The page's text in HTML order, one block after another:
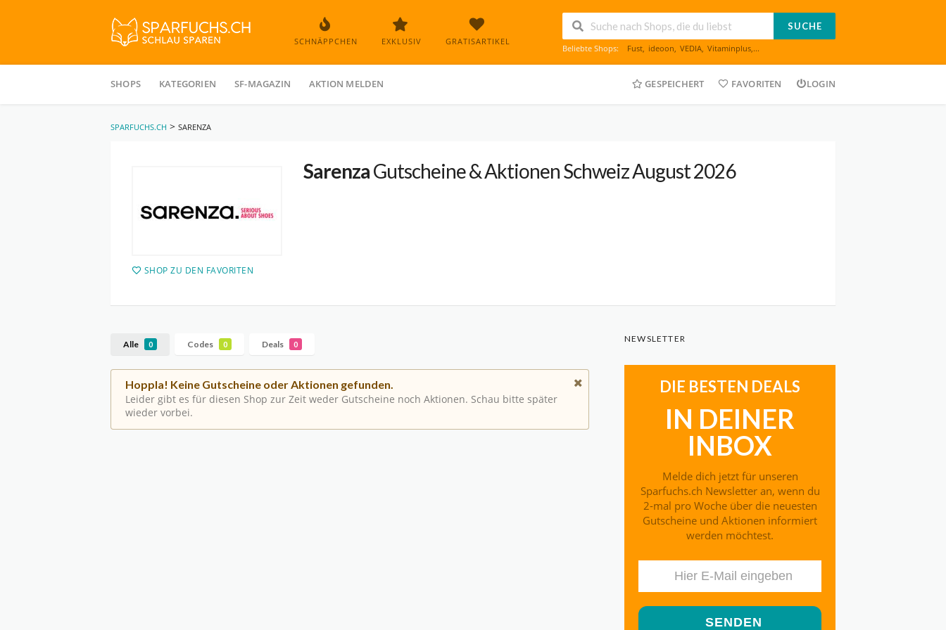
SCHNÄPPCHEN EXKLUSIV GRATISARTIKEL
SUCHE
Beliebte Shops: Fust, ideoon, VEDIA, Vitaminplus,...
to
SHOPS KATEGORIEN SF-MAGAZIN AKTION MELDEN GESPEICHERT FAVORITEN LOGIN
SPARFUCHS.CH > SARENZA
SHOP ZU DEN FAVORITEN
SarenzaGutscheine & Aktionen Schweiz August 2026
Alle 0 Codes 0 Deals 0
Hoppla! Keine Gutscheine oder Aktionen gefunden.
Leider gibt es für diesen Shop zur Zeit weder Gutscheine noch Aktionen. Schau bitte später
wieder vorbei.
NEWSLETTER
DIE BESTEN DEALS
IN DEINER
INBOX
Melde dich jetzt für unseren
Sparfuchs.ch Newsletter an, wenn du
2-mal pro Woche über die neuesten
Gutscheine und Aktionen informiert
werden möchtest.